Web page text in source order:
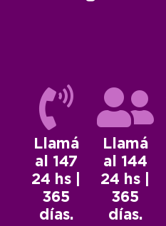
Llamá
al 147
24 hs |
365
días.
Llamá
al 144
24 hs |
365
días.